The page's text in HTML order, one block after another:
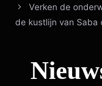
Verken de
de kustlijn van Saba